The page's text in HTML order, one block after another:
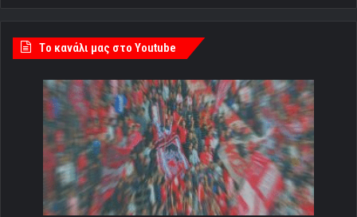
Tο κανάλι μας στο Youtube